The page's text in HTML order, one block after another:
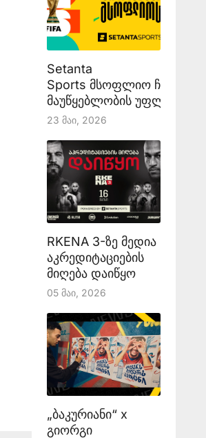
Setanta
Sports მსოფლიო
მაუწყებლობის უფლებას
23 Მაი, 2026
RKENA 3-ზე მედია
აკრედიტაციების
მიღება დაიწყო
05 Მაი, 2026
„ბაკურიანი“ x
გიორგი